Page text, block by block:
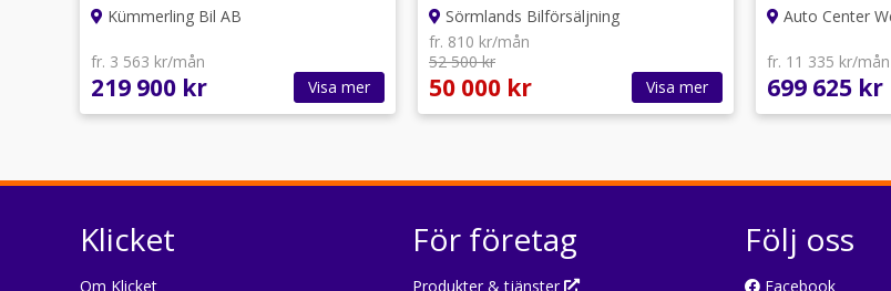
Kümmerling Bil AB
fr. 3 563 kr/mån
219 900 kr Visa mer
Sörmlands Bilförsäljning
fr. 810 kr/mån
52 500 kr
50 000 kr Visa mer
Auto Center
fr. 11 335 kr/mån
699 625 kr
Klicket
Om Klicket
För företag
Produkter & tjänster
Följ oss
Facebook